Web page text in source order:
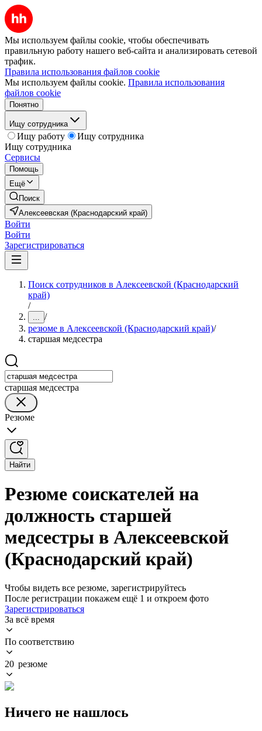
Мы используем файлы cookie, чтобы обеспечивать
правильную работу нашего веб-сайта и анализировать сетевой
трафик.
Правила использования файлов cookie
Мы используем файлы cookie. Правила использования
файлов cookie
Понятно
Ищу сотрудника
Ищу работу
Ищу сотрудника
Ищу сотрудника
Сервисы
Помощь
Ещё
Поиск
Алексеевская (Краснодарский край)
Войти
Войти
Зарегистрироваться
Поиск сотрудников в Алексеевской (Краснодарский
край)
/
... /
резюме в Алексеевской (Краснодарский край)/
старшая медсестра
старшая медсестра
Резюме
Найти
Резюме соискателей на
должность старшей
медсестры в Алексеевской
(Краснодарский край)
Чтобы видеть все резюме, зарегистрируйтесь
После регистрации покажем ещё 1 и откроем фото
Зарегистрироваться
За всё время
По соответствию
20 резюме
Ничего не нашлось